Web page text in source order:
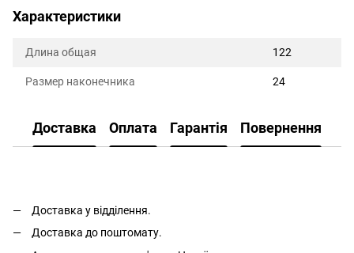
Характеристики
Длина общая 122
Размер наконечника 24
Доставка Оплата Гарантія Повернення
Доставка у відділення.
Доставка до поштомату.